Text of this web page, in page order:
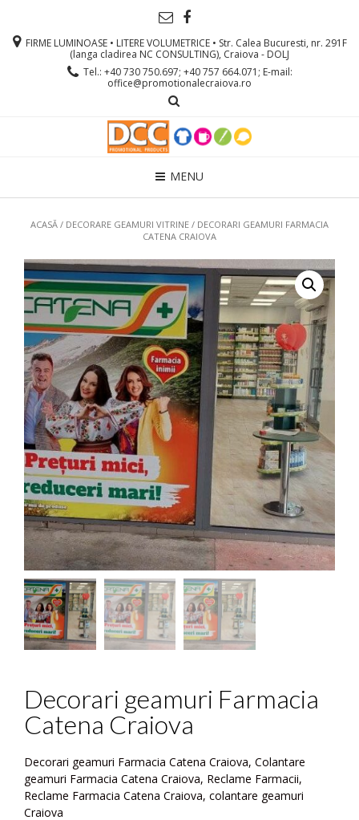
FIRME LUMINOASE • LITERE VOLUMETRICE • Str. Calea Bucuresti, nr. 291F
(langa cladirea NC CONSULTING), Craiova - DOLJ
Tel.: +40 730 750.697; +40 757 664.071; E-mail:
office@promotionalecraiova.ro
MENU
ACASĂ / DECORARE GEAMURI VITRINE / DECORARI GEAMURI FARMACIA
CATENA CRAIOVA
Decorari geamuri Farmacia
Catena Craiova
Decorari geamuri Farmacia Catena Craiova, Colantare
geamuri Farmacia Catena Craiova, Reclame Farmacii,
Reclame Farmacia Catena Craiova, colantare geamuri
Craiova